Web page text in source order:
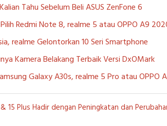
Tahu Sebelum Beli ASUS ZenFone 6
Redmi Note 8, realme 5 atau OPPO A9
realme Gelontorkan 10 Seri Smartphone
Kamera Belakang Terbaik Versi DxOMark
Galaxy A30s, realme 5 Pro atau OPPO
15 Plus Hadir dengan Peningkatan dan